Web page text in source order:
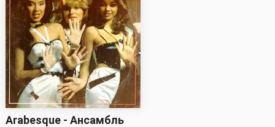
Arabesque - Ансамбль